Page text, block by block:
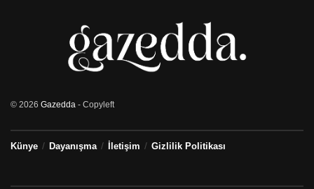
© 2026 Gazedda - Copyleft
Künye Dayanışma İletişim Gizlilik Politikası